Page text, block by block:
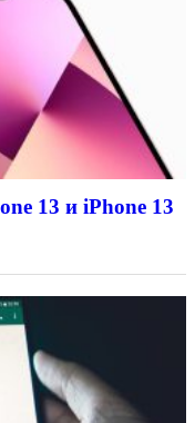
13 и iPhone 13